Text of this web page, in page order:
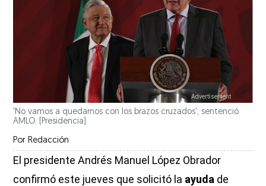
'No vamos a quedarnos con los brazos cruzados', sentenció
AMLO.
(Presidencia)
Por Redacción
El presidente Andrés Manuel López Obrador
confirmó este jueves que solicitó la ayuda de